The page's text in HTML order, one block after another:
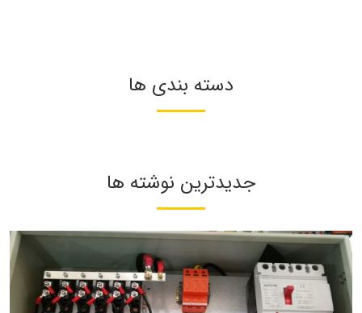
دسته بندی ها
جدیدترین نوشته ها